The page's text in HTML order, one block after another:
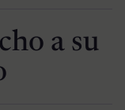
a su